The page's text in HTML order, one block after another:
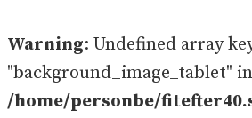
Warning: Undefined array
"background_image_tablet" in
/home/personbe/